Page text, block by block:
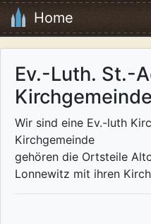
Home
Ev.-Luth. St.-
Wir sind eine Ev.-luth
Kirchgemeinde
gehören die Ortsteile
Lonnewitz mit ihren